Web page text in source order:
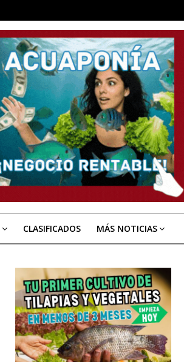
CLASIFICADOS MÁS NOTICIAS